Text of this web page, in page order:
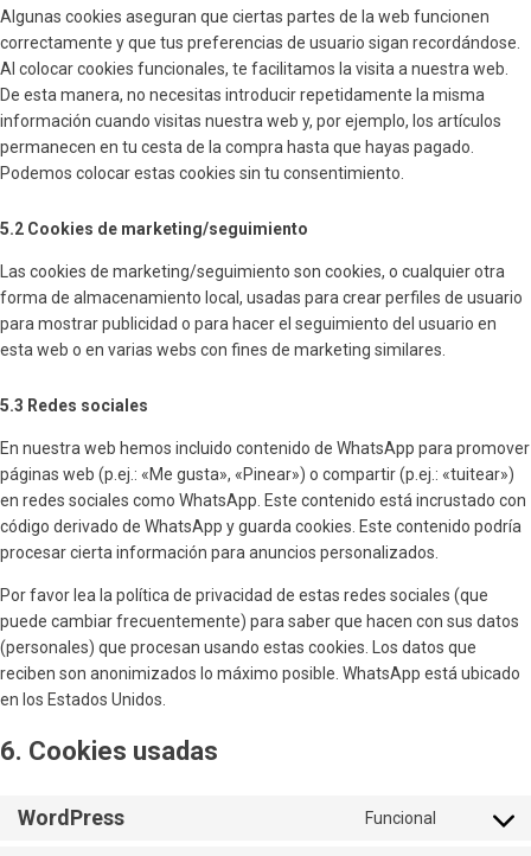
Algunas cookies aseguran que ciertas partes de la web funcionen
correctamente y que tus preferencias de usuario sigan recordándose.
Al colocar cookies funcionales, te facilitamos la visita a nuestra web.
De esta manera, no necesitas introducir repetidamente la misma
información cuando visitas nuestra web y, por ejemplo, los artículos
permanecen en tu cesta de la compra hasta que hayas pagado.
Podemos colocar estas cookies sin tu consentimiento.
5.2 Cookies de marketing/seguimiento
Las cookies de marketing/seguimiento son cookies, o cualquier otra
forma de almacenamiento local, usadas para crear perfiles de usuario
para mostrar publicidad o para hacer el seguimiento del usuario en
esta web o en varias webs con fines de marketing similares.
5.3 Redes sociales
En nuestra web hemos incluido contenido de WhatsApp para promover
páginas web (p.ej.: «Me gusta», «Pinear») o compartir (p.ej.: «tuitear»)
en redes sociales como WhatsApp. Este contenido está incrustado con
código derivado de WhatsApp y guarda cookies. Este contenido podría
procesar cierta información para anuncios personalizados.
Por favor lea la política de privacidad de estas redes sociales (que
puede cambiar frecuentemente) para saber que hacen con sus datos
(personales) que procesan usando estas cookies. Los datos que
reciben son anonimizados lo máximo posible. WhatsApp está ubicado
en los Estados Unidos.
6. Cookies usadas
WordPress Funcional
Consent